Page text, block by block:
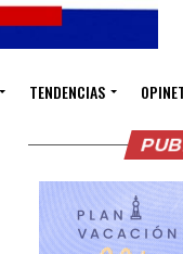
TENDENCIAS